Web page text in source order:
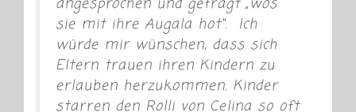
angesprochen und gefragt „wos
sie mit ihre Augala hot“. Ich
würde mir wünschen, dass sich
Eltern trauen ihren Kindern zu
erlauben herzukommen. Kinder
starren den Rolli von Celina so oft